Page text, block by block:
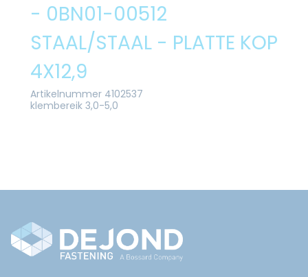
- 0BN01-00512
STAAL/STAAL - PLATTE KOP
4X12,9
Artikelnummer 4102537
klembereik 3,0-5,0